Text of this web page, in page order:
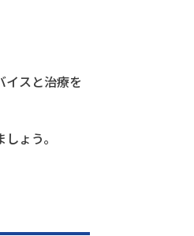
イスと治療を
ょう。